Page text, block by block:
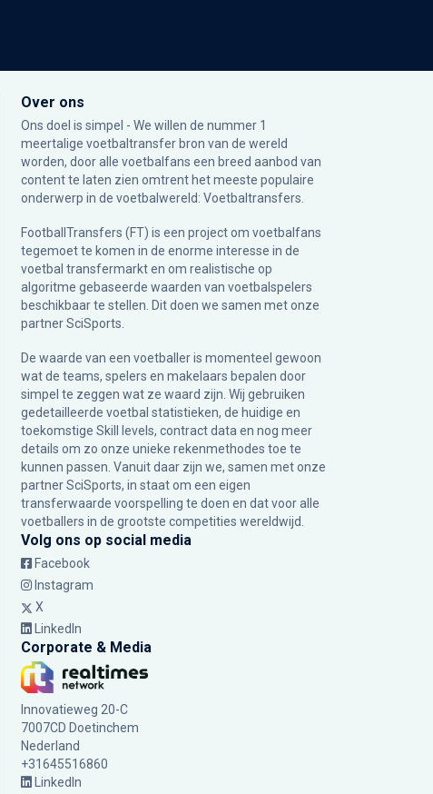
Over ons
Ons doel is simpel - We willen de nummer 1
meertalige voetbaltransfer bron van de wereld
worden, door alle voetbalfans een breed aanbod van
content te laten zien omtrent het meeste populaire
onderwerp in de voetbalwereld: Voetbaltransfers.
FootballTransfers (FT) is een project om voetbalfans
tegemoet te komen in de enorme interesse in de
voetbal transfermarkt en om realistische op
algoritme gebaseerde waarden van voetbalspelers
beschikbaar te stellen. Dit doen we samen met onze
partnerSciSports
De waarde van een voetballer is momenteel gewoon
wat de teams, spelers en makelaars bepalen door
simpel te zeggen wat ze waard zijn. Wij gebruiken
gedetailleerde voetbal statistieken, de huidige en
toekomstige Skill levels, contract data en nog meer
details om zo onze unieke rekenmethodes toe te
kunnen passen. Vanuit daar zijn we, samen met onze
partner SciSports, in staat om een eigen
transferwaarde voorspelling te doen en dat voor alle
voetballers in de grootste competities wereldwijd.
Volg ons op social media
Facebook
Instagram
X
LinkedIn
Corporate & Media
Innovatieweg 20-C
7007CD Doetinchem
Nederland
+31645516860
LinkedIn